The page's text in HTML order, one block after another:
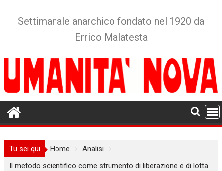
Settimanale anarchico fondato nel 1920 da
Errico Malatesta
Tu sei qui Home
Analisi
Il metodo scientifico come strumento di liberazione e di lotta